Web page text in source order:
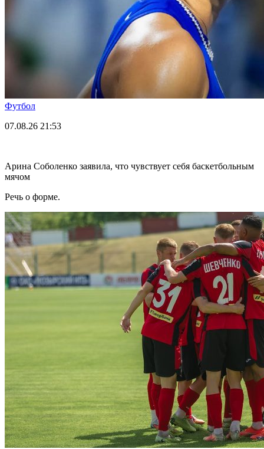
Футбол
07.08.26 21:53
Арина Соболенко заявила, что чувствует себя баскетбольным
мячом
Речь о форме.